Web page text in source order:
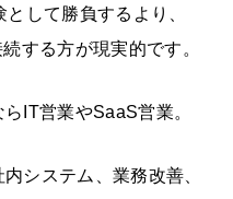
して勝負するより、
する方が現実的です。
IT営業やSaaS営業。
システム、業務改善、